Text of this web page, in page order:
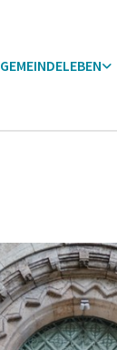
GEMEINDELEBEN